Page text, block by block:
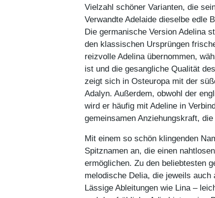
Vielzahl schöner Varianten, die
Verwandte Adelaide dieselbe edle
Die germanische Version Adelina
den klassischen Ursprüngen
reizvolle Adelina übernommen,
ist und die gesangliche Qualität
zeigt sich in Osteuropa mit der
Adalyn. Außerdem, obwohl der
wird er häufig mit Adeline in
gemeinsamen Anziehungskraft,
Mit einem so schön klingenden
Spitznamen an, die einen
ermöglichen. Zu den beliebtesten
melodische Delia, die jeweils auch
Lässige Ableitungen wie Lina –